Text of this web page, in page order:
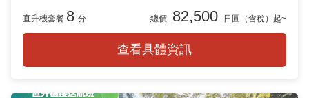
直升機套餐 8 分 總價 82,500 日圓（含稅）起~
查看具體資訊